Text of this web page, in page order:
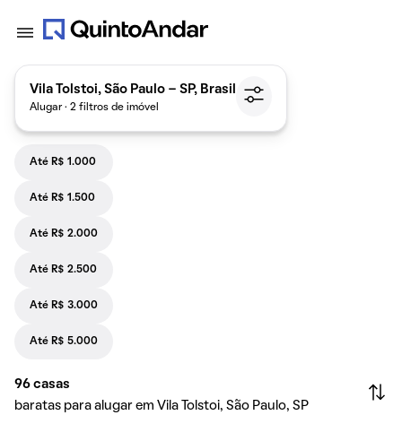
Vila Tolstoi, São Paulo - SP, Brasil
Alugar · 2 filtros de imóvel
Até R$ 1.000
Até R$ 1.500
Até R$ 2.000
Até R$ 2.500
Até R$ 3.000
Até R$ 5.000
96 casas
baratas para alugar em Vila Tolstoi, São Paulo, SP